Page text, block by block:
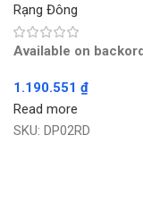
Rạng Đông
Available on
1.190.551 ₫
Read more
SKU: DP02RD